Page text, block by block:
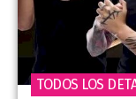
TODOS LOS